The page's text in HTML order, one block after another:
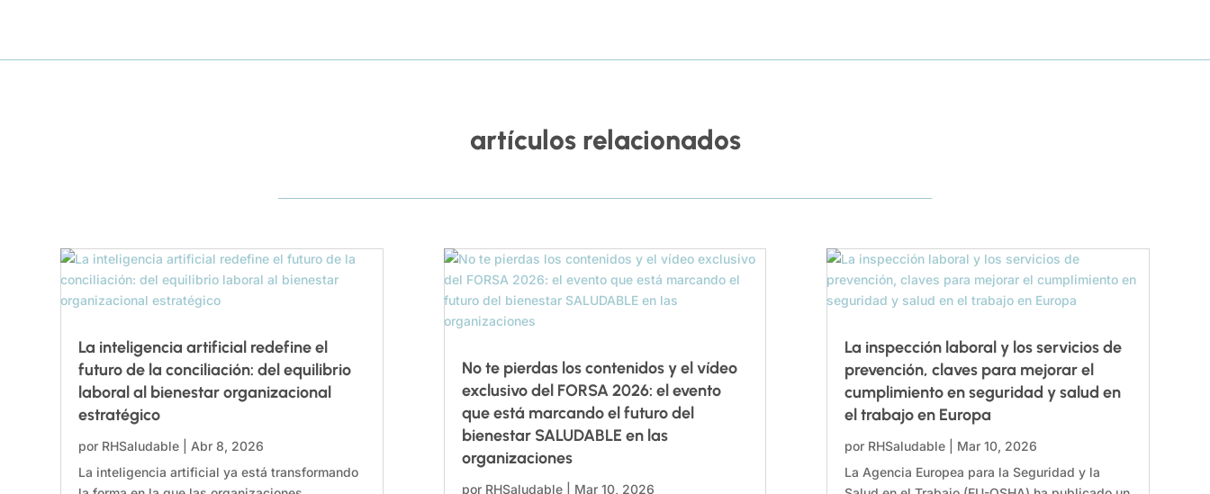
artículos relacionados
La inteligencia artificial redefine el
futuro de la conciliación: del equilibrio
laboral al bienestar organizacional
estratégico
por RHSaludable
Abr 8, 2026
La inteligencia artificial ya está transformando
No te pierdas los contenidos y el vídeo
exclusivo del FORSA 2026: el evento
que está marcando el futuro del
bienestar SALUDABLE en las
organizaciones
por RHSaludable| Mar 10, 2026
La inspección laboral y los servicios de
prevención, claves para mejorar el
cumplimiento en seguridad y salud en
el trabajo en Europa
por RHSaludable| Mar 10, 2026
La Agencia Europea para la Seguridad y la